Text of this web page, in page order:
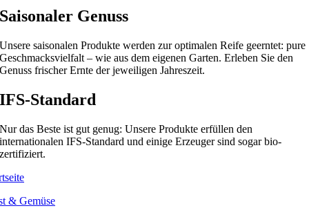
Saisonaler Genuss
Unsere saisonalen Produkte werden zur optimalen Reife geerntet: pure
Geschmacks­vielfalt – wie aus dem eigenen Garten. Erleben Sie den
Genuss frischer Ernte der jeweiligen Jahreszeit.
IFS-Standard
Nur das Beste ist gut genug: Unsere Produkte erfüllen den
internationalen IFS-Standard und einige Erzeuger sind sogar bio-
zertifiziert.
& Gemüse